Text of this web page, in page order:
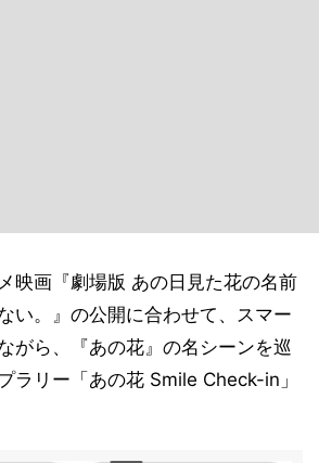
映画『劇場版 あの日見た花の名前
い。』の公開に合わせて、スマー
がら、『あの花』の名シーンを巡
ラリー「あの花 Smile Check-in」